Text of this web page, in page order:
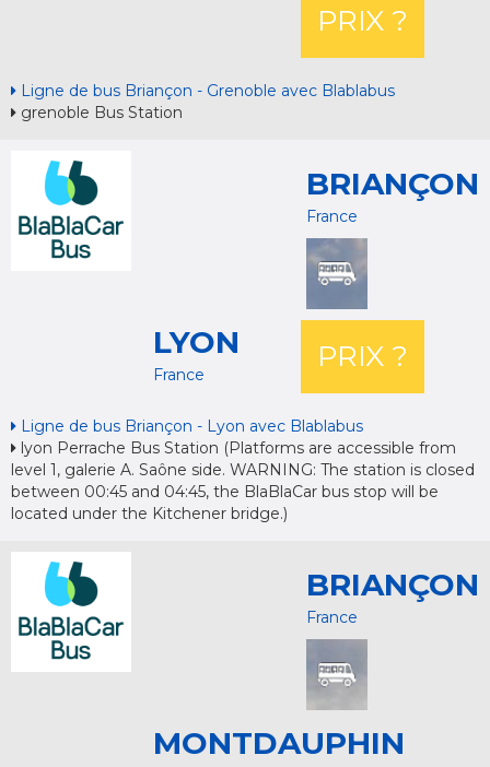
PRIX ?
Ligne de bus Briançon - Grenoble avec Blablabus
grenoble Bus Station
BRIANÇON
France
LYON
France
PRIX ?
Ligne de bus Briançon - Lyon avec Blablabus
lyon Perrache Bus Station (Platforms are accessible from
level 1, galerie A. Saône side. WARNING: The station is closed
between 00:45 and 04:45, the BlaBlaCar bus stop will be
located under the Kitchener bridge.)
BRIANÇON
France
MONTDAUPHIN